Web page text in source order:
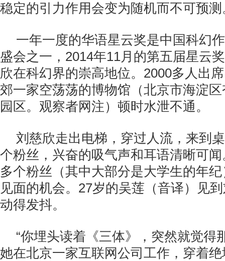
稳定的引力作用会变为随机而不可预测
一年一度的华语星云奖是中国科幻
盛会之一，2014年11月的第五届星云
欣在科幻界的崇高地位。2000多人出
郊一家空荡荡的博物馆（北京市海淀
园区。观察者网注）顿时水泄不通。
刘慈欣走出电梯，穿过人流，来到
个粉丝，兴奋的吸气声和耳语清晰可
多个粉丝（其中大部分是大学生的年
见面的机会。27岁的吴莲（音译）见
动得发抖。
“你埋头读着《三体》，突然就觉得
她在北京一家互联网公司工作，穿着